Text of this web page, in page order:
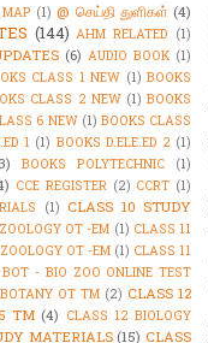
(1) @ செய்தி துளிகள் (4)
(144) AHM RELATED (1)
(6) AUDIO BOOK (1)
CLASS 1 NEW (1) BOOKS
CLASS 2 NEW (1) BOOKS
6 NEW (1) BOOKS CLASS
1 (1) BOOKS D.ELE.ED 2 (1)
BOOKS POLYTECHNIC (1)
CCE REGISTER (2) CCRT (1)
(1) CLASS 10 STUDY
OT -EM (1) CLASS 11
OT -EM (1) CLASS 11
- BIO ZOO ONLINE TEST
OT TM (2) CLASS 12
TM (4) CLASS 12 BIOLOGY
MATERIALS (15) CLASS